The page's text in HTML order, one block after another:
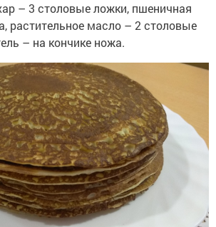
– 3 столовые ложки, пшеничная
растительное масло – 2 столовые
– на кончике ножа.